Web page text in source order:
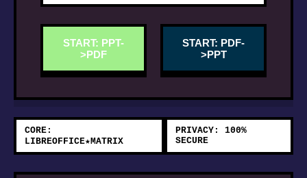
START: PPT-
>PDF
START: PDF-
>PPT
CORE:
LIBREOFFICE★MATRIX
PRIVACY: 100%
SECURE